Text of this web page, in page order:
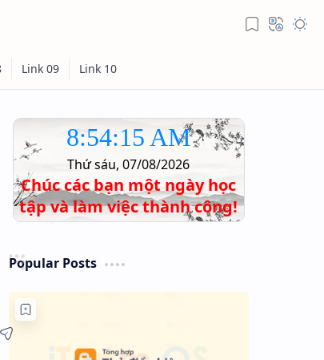
8:54:16 AM
Thứ sáu, 07/08/2026
Chúc các bạn một ngày học
tập và làm việc thành công!
Popular Posts